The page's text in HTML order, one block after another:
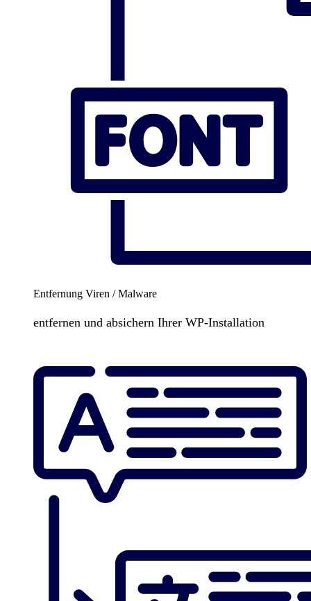
Entfernung Viren / Malware
entfernen und absichern Ihrer WP-Installation